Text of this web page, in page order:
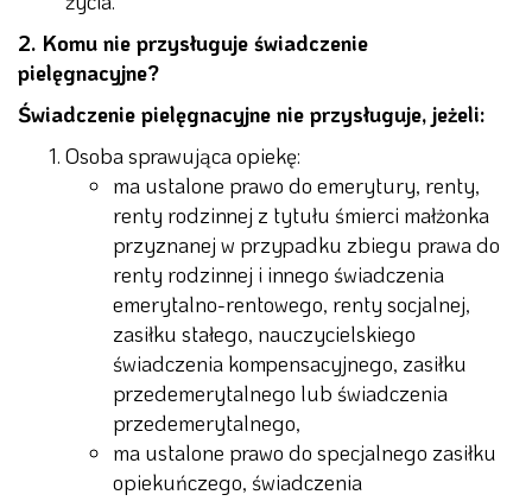
2. Komu nie przysługuje świadczenie
pielęgnacyjne?
Świadczenie pielęgnacyjne nie przysługuje, jeżeli:
Osoba sprawująca opiekę:
ma ustalone prawo do emerytury, renty,
renty rodzinnej z tytułu śmierci małżonka
przyznanej w przypadku zbiegu prawa do
renty rodzinnej i innego świadczenia
emerytalno-rentowego, renty socjalnej,
zasiłku stałego, nauczycielskiego
świadczenia kompensacyjnego, zasiłku
przedemerytalnego lub świadczenia
przedemerytalnego,
ma ustalone prawo do specjalnego zasiłku
opiekuńczego, świadczenia